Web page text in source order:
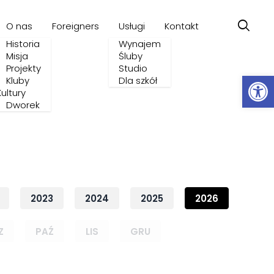
O nas
Historia
Misja
Projekty
Kluby
Dworek
Foreigners
Usługi
Wynajem
Śluby
Studio
Dla szkół
Kontakt
2023 2024 2025 2026
PAŹ LIS GRU